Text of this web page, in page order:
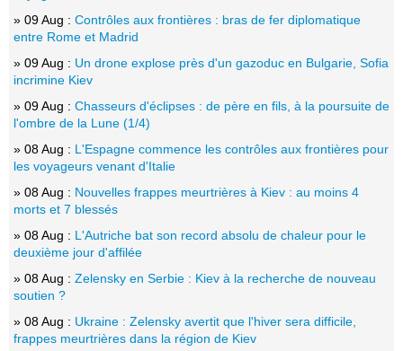
» 09 Aug : Contrôles aux frontières : bras de fer diplomatique
entre Rome et Madrid
» 09 Aug : Un drone explose près d'un gazoduc en Bulgarie, Sofia
incrimine Kiev
» 09 Aug : Chasseurs d'éclipses : de père en fils, à la poursuite de
l'ombre de la Lune (1/4)
» 08 Aug : L'Espagne commence les contrôles aux frontières pour
les voyageurs venant d'Italie
» 08 Aug : Nouvelles frappes meurtrières à Kiev : au moins 4
morts et 7 blessés
» 08 Aug : L'Autriche bat son record absolu de chaleur pour le
deuxième jour d'affilée
» 08 Aug : Zelensky en Serbie : Kiev à la recherche de nouveau
soutien ?
» 08 Aug : Ukraine : Zelensky avertit que l'hiver sera difficile,
frappes meurtrières dans la région de Kiev